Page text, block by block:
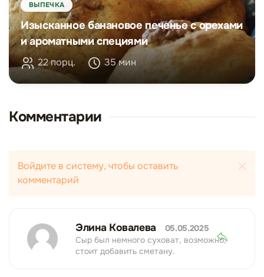
ВЫПЕЧКА
Изысканное банановое печенье с орехами
и ароматными специями
22 порц. 35 мин
Комментарии
Войдите в систему, чтобы оставить
комментарий
Элина Ковалева
05.05.2025
Сыр был немного суховат, возможно,
стоит добавить сметану.